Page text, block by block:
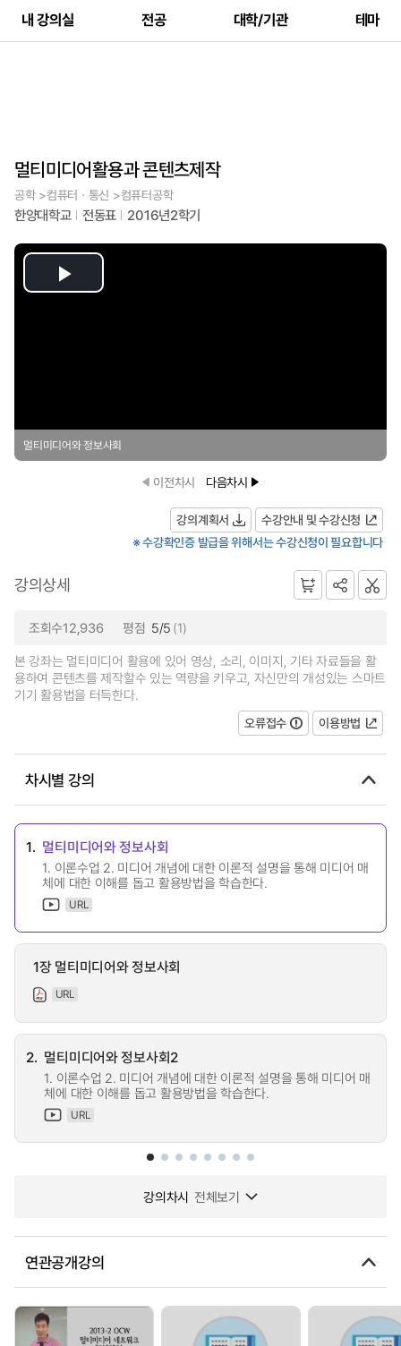
내 강의실 전공 대학/기관 테마
멀티미디어활용과 콘텐츠제작
공학 >컴퓨터ㆍ통신 >컴퓨터공학
한양대학교 전동표 2016년2학기
Play
멀티미디어와 정보사회
이전차시 다음차시
강의계획서
수강안내 및 수강신청
※ 수강확인증 발급을 위해서는 수강신청이 필요합니다
강의상세
조회수12,936 평점 5/5 (1)
본 강좌는 멀티미디어 활용에 있어 영상, 소리, 이미지, 기타 자료들을 활
용하여 콘텐츠를 제작할수 있는 역량을 키우고, 자신만의 개성있는 스마트
기기 활용법을 터득한다.
오류접수
이용방법
차시별 강의
1. 멀티미디어와 정보사회
1. 이론수업 2. 미디어 개념에 대한 이론적 설명을 통해 미디어 매
체에 대한 이해를 돕고 활용방법을 학습한다.
URL
1장 멀티미디어와 정보사회
URL
2. 멀티미디어와 정보사회2
1. 이론수업 2. 미디어 개념에 대한 이론적 설명을 통해 미디어 매
체에 대한 이해를 돕고 활용방법을 학습한다.
URL
강의차시 전체보기
연관공개강의